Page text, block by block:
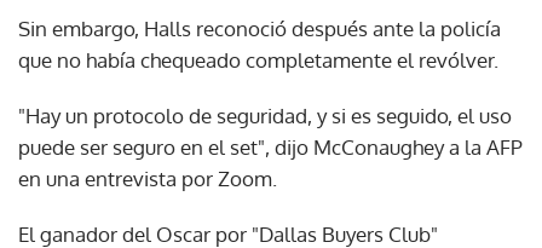
Sin embargo, Halls reconoció después ante la policía
que no había chequeado completamente el revólver.
"Hay un protocolo de seguridad, y si es seguido, el uso
puede ser seguro en el set", dijo McConaughey a la AFP
en una entrevista por Zoom.
El ganador del Oscar por "Dallas Buyers Club"